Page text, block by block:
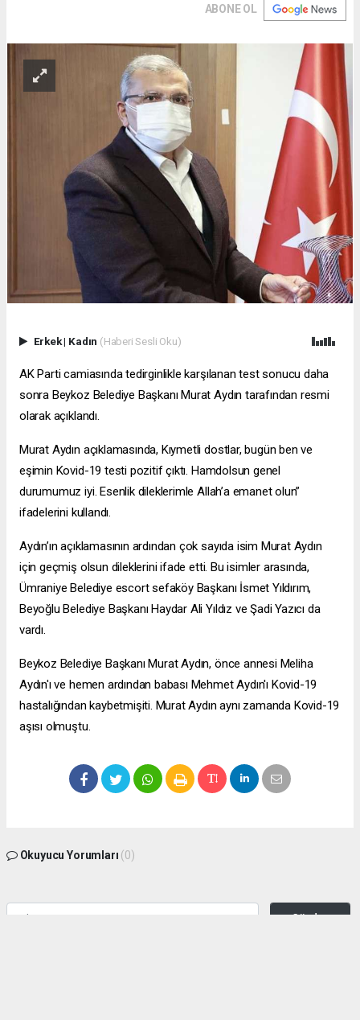
ABONE OL
Erkek| Kadın (Haberi Sesli Oku)
AK Parti camiasında tedirginlikle karşılanan test sonucu daha
sonra Beykoz Belediye Başkanı Murat Aydın tarafından resmi
olarak açıklandı.
Murat Aydın açıklamasında, Kıymetli dostlar, bugün ben ve
eşimin Kovid-19 testi pozitif çıktı. Hamdolsun genel
durumumuz iyi. Esenlik dileklerimle Allah’a emanet olun”
ifadelerini kullandı.
Aydın’ın açıklamasının ardından çok sayıda isim Murat Aydın
için geçmiş olsun dileklerini ifade etti. Bu isimler arasında,
Ümraniye Belediye escort sefaköyBaşkanı İsmet Yıldırım,
Beyoğlu Belediye Başkanı Haydar Ali Yıldız ve Şadi Yazıcı da
vardı.
Beykoz Belediye Başkanı Murat Aydın, önce annesi Meliha
Aydın'ı ve hemen ardından babası Mehmet Aydın'ı Kovid-19
hastalığından kaybetmişiti. Murat Aydın aynı zamanda Kovid-19
aşısı olmuştu.
Okuyucu Yorumları (0)
Gönder